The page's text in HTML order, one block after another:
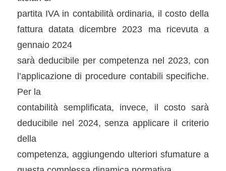
partita IVA in contabilità ordinaria, il costo della
fattura datata dicembre 2023 ma ricevuta a
gennaio 2024
sarà deducibile per competenza nel 2023, con
l’applicazione di procedure contabili specifiche.
Per la
contabilità semplificata, invece, il costo sarà
deducibile nel 2024, senza applicare il criterio
della
competenza, aggiungendo ulteriori sfumature a